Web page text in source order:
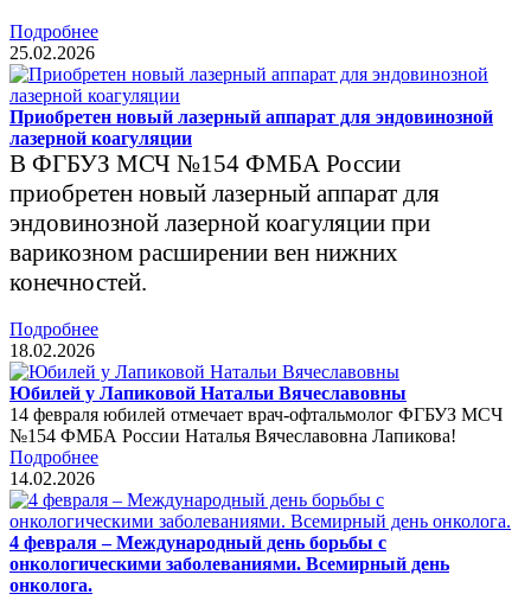
Подробнее
25.02.2026
Приобретен новый лазерный аппарат для эндовинозной
лазерной коагуляции
В ФГБУЗ МСЧ №154 ФМБА России
приобретен новый лазерный аппарат для
эндовинозной лазерной коагуляции при
варикозном расширении вен нижних
конечностей.
Подробнее
18.02.2026
Юбилей у Лапиковой Натальи Вячеславовны
14 февраля юбилей отмечает врач-офтальмолог ФГБУЗ МСЧ
№154 ФМБА России Наталья Вячеславовна Лапикова!
Подробнее
14.02.2026
4 февраля – Международный день борьбы с
онкологическими заболеваниями. Всемирный день
онколога.